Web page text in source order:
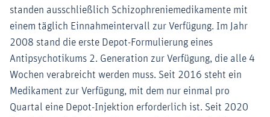
standen ausschließlich Schizophreniemedikamente mit
einem täglich Einnahmeintervall zur Verfügung. Im Jahr
2008 stand die erste Depot-Formulierung eines
Antipsychotikums 2. Generation zur Verfügung, die alle 4
Wochen verabreicht werden muss. Seit 2016 steht ein
Medikament zur Verfügung, mit dem nur einmal pro
Quartal eine Depot-Injektion erforderlich ist. Seit 2020